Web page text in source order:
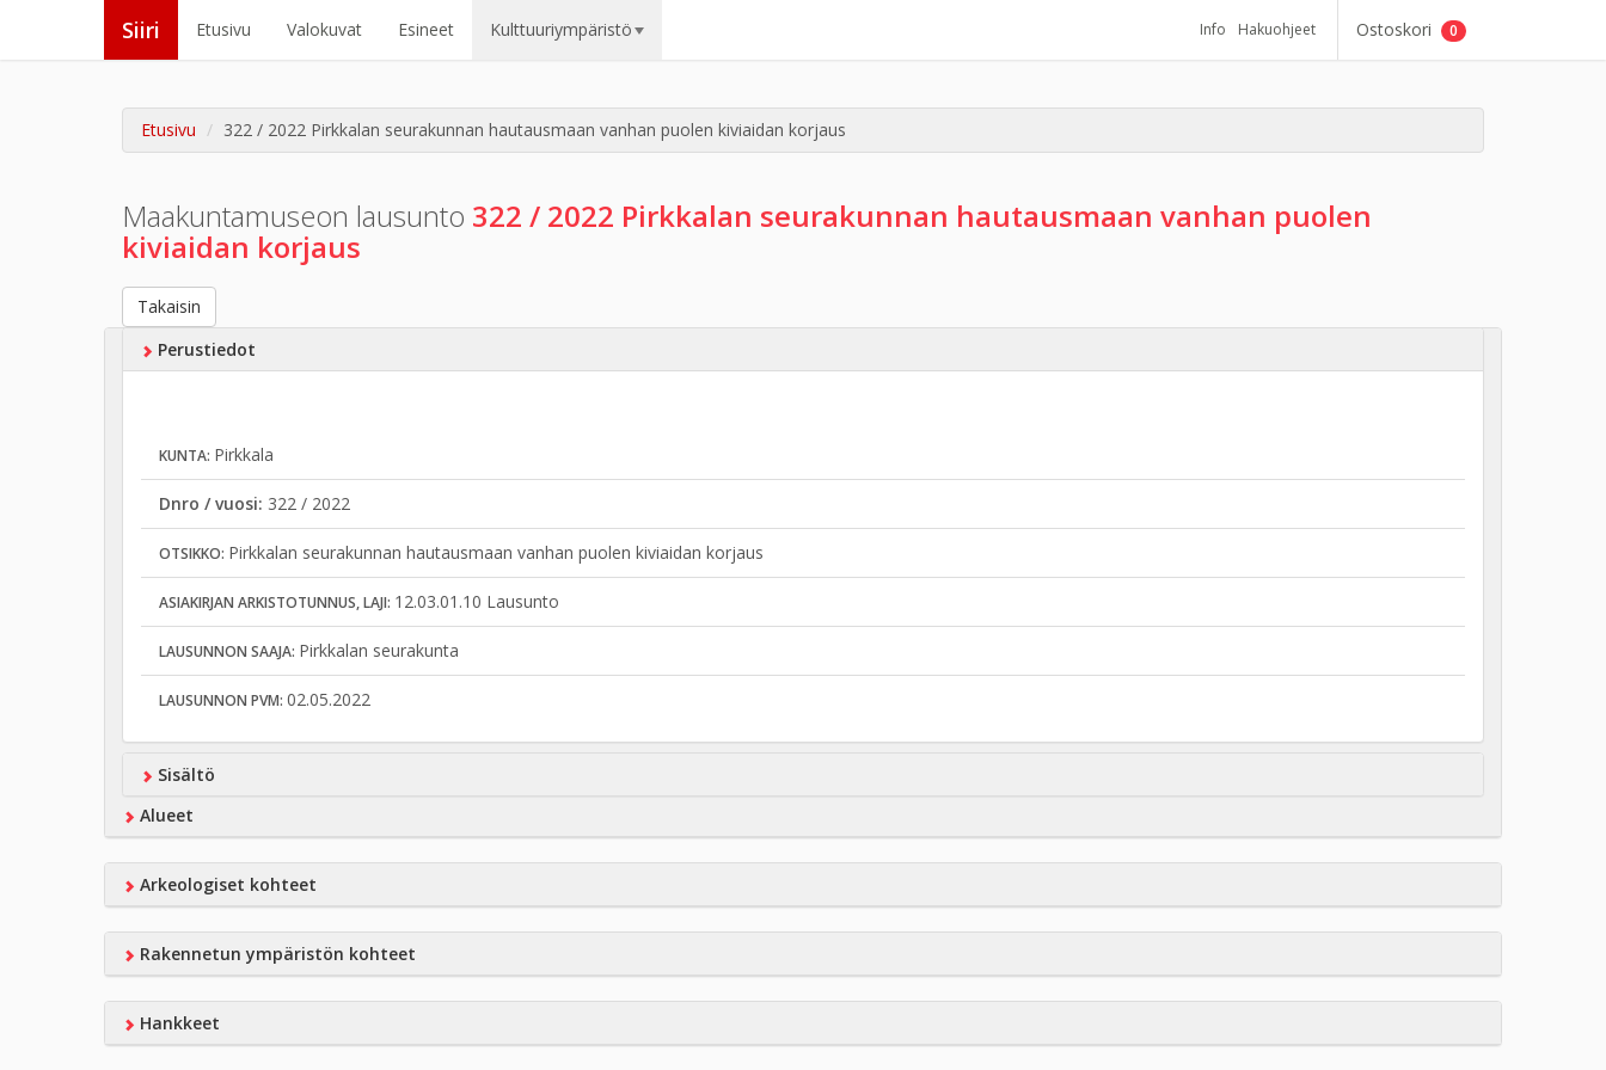
Siiri Etusivu Valokuvat Esineet Kulttuuriympäristö Info Hakuohjeet Ostoskori 0
Etusivu 322 / 2022 Pirkkalan seurakunnan hautausmaan vanhan puolen kiviaidan korjaus
Maakuntamuseon lausunto 322 / 2022 Pirkkalan seurakunnan hautausmaan vanhan puolen
kiviaidan korjaus
Takaisin
Perustiedot
KUNTA: Pirkkala
Dnro / vuosi: 322 / 2022
OTSIKKO: Pirkkalan seurakunnan hautausmaan vanhan puolen kiviaidan korjaus
ASIAKIRJAN ARKISTOTUNNUS, LAJI: 12.03.01.10 Lausunto
LAUSUNNON SAAJA: Pirkkalan seurakunta
LAUSUNNON PVM: 02.05.2022
Sisältö
Alueet
Arkeologiset kohteet
Rakennetun ympäristön kohteet
Hankkeet